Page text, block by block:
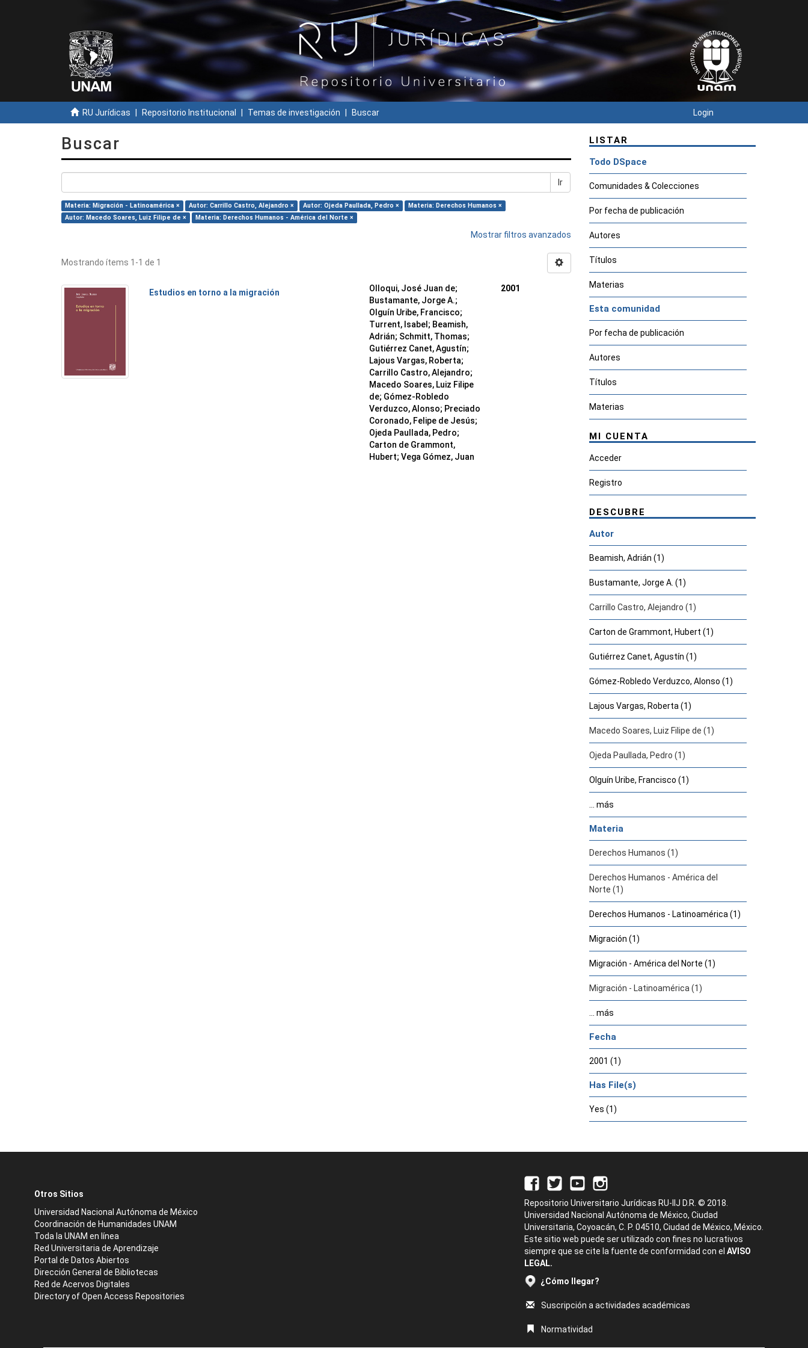
RU Jurídicas Repositorio Institucional Temas de investigación Buscar Login
Buscar
Ir
Materia: Migración - Latinoamérica × Autor: Carrillo Castro, Alejandro × Autor: Ojeda Paullada, Pedro ×
Materia: Derechos Humanos ×
Autor: Macedo Soares, Luiz Filipe de ×
Materia: Derechos Humanos - América del Norte ×
Mostrar filtros avanzados
Mostrando ítems 1-1 de 1
Estudios en torno a la migración
Olloqui, José Juan de;
Bustamante, Jorge A.;
Olguín Uribe, Francisco;
Turrent, Isabel; Beamish,
Adrián; Schmitt, Thomas;
Gutiérrez Canet, Agustín;
Lajous Vargas, Roberta;
Carrillo Castro, Alejandro;
Macedo Soares, Luiz Filipe
de; Gómez-Robledo
Verduzco, Alonso; Preciado
Coronado, Felipe de Jesús;
Ojeda Paullada, Pedro;
Carton de Grammont,
Hubert; Vega Gómez, Juan
2001
LISTAR
Todo DSpace
Comunidades & Colecciones
Por fecha de publicación
Autores
Títulos
Materias
Esta comunidad
Por fecha de publicación
Autores
Títulos
Materias
MI CUENTA
Acceder
Registro
DESCUBRE
Autor
Beamish, Adrián (1)
Bustamante, Jorge A. (1)
Carrillo Castro, Alejandro (1)
Carton de Grammont, Hubert (1)
Gutiérrez Canet, Agustín (1)
Gómez-Robledo Verduzco, Alonso (1)
Lajous Vargas, Roberta (1)
Macedo Soares, Luiz Filipe de (1)
Ojeda Paullada, Pedro (1)
Olguín Uribe, Francisco (1)
... más
Materia
Derechos Humanos (1)
Derechos Humanos - América del
Norte (1)
Derechos Humanos - Latinoamérica (1)
Migración (1)
Migración - América del Norte (1)
Migración - Latinoamérica (1)
... más
Fecha
2001 (1)
Has File(s)
Yes (1)
Otros Sitios
Universidad Nacional Autónoma de México
Coordinación de Humanidades UNAM
Toda la UNAM en línea
Red Universitaria de Aprendizaje
Portal de Datos Abiertos
Dirección General de Bibliotecas
Red de Acervos Digitales
Directory of Open Access Repositories
Repositorio Universitario Jurídicas RU-IIJ D.R. © 2018.
Universidad Nacional Autónoma de México, Ciudad
Universitaria, Coyoacán, C. P. 04510, Ciudad de México, México.
Este sitio web puede ser utilizado con fines no lucrativos
siempre que se cite la fuente de conformidad con el AVISO
LEGAL.
¿Cómo llegar?
Suscripción a actividades académicas
Normatividad